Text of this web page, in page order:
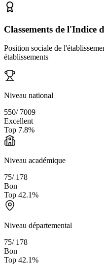
Classements de l'Indice
Position sociale de
établissements
Niveau national
550/ 7009
Excellent
Top 7.8%
Niveau académique
75/ 178
Bon
Top 42.1%
Niveau départemental
75/ 178
Bon
Top 42.1%